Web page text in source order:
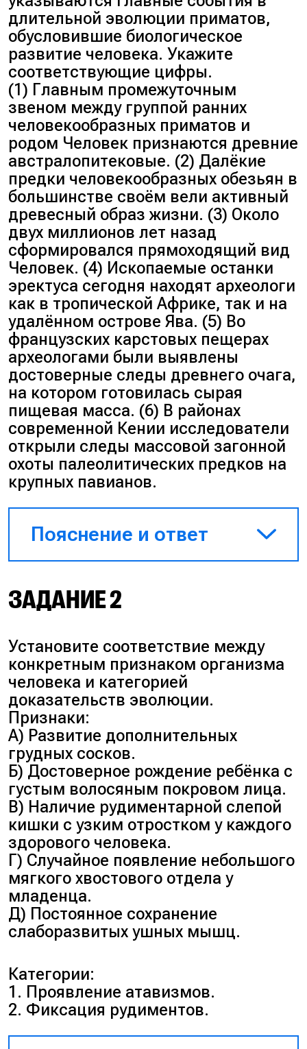
бедренные кости ближе к
центральной оси туловища,
обеспечивая ровную
походку без заваливания
тела. Шимпанзе
передвигаются с опорой на
четыре конечности, такая
сложная балансировка
костей им не требуется.
Вспомним особенности
предковой формы. Из
теории мы знаем, что
главная отличительная
черта австралопитека —
освоение прямохождения.
Следовательно, у
австралопитека подобное
опорное строение колена
уже присутствовало как
биомеханическая
потребность.
Ответ:
Угол в коленном суставе у
людей является важной
стабильному
прямохождению.
ногах центр масс
стопы, и сведение
равновесие тела.
Сустав анатомически
образован бедренной,
большеберцовой костями и
надколенником (коленной
чашечкой).
У австралопитеков этот
анатомический признак уже
был сформирован.
Обоснование: они
выступали первыми
предками, которые
полностью перешли к
двуногому прямохождению.
длительной эволюции приматов,
обусловившие биологическое
развитие человека. Укажите
соответствующие цифры.
(1) Главным промежуточным
звеном между группой ранних
человекообразных приматов и
родом Человек признаются древние
австралопитековые. (2) Далёкие
предки человекообразных обезьян в
большинстве своём вели активный
древесный образ жизни. (3) Около
двух миллионов лет назад
сформировался прямоходящий вид
Человек. (4) Ископаемые останки
эректуса сегодня находят археологи
как в тропической Африке, так и на
удалённом острове Ява. (5) Во
французских карстовых пещерах
археологами были выявлены
достоверные следы древнего очага,
на котором готовилась сырая
пищевая масса. (6) В районах
современной Кении исследователи
открыли следы массовой загонной
охоты палеолитических предков на
крупных павианов.
Пояснение и ответ
предложениях описываются
конкретные видовые этапы,
биологическим развитием
человека. В пятом
предложении описан процесс
добывания и использования
огня, что является важнейшим
этапом развития, повлиявшим
на анатомию и социальную
эволюцию.
Ответ: 135.
ЗАДАНИЕ 2
Установите соответствие между
конкретным признаком организма
человека и категорией
доказательств эволюции.
Признаки:
А) Развитие дополнительных
грудных сосков.
Б) Достоверное рождение ребёнка с
густым волосяным покровом лица.
В) Наличие рудиментарной слепой
кишки с узким отростком у каждого
здорового человека.
Г) Случайное появление небольшого
мягкого хвостового отдела у
младенца.
Д) Постоянное сохранение
слаборазвитых ушных мышц.
Категории:
1. Проявление атавизмов.
2. Фиксация рудиментов.